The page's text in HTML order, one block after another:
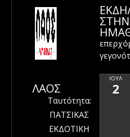
ΛΑΟΣ
Ταυτότητα:
ΠΑΤΣΙΚΑΣ
ΕΚΔΟΤΙΚΗ
ΣΤΗΝ
ΙΟΎΛ
2